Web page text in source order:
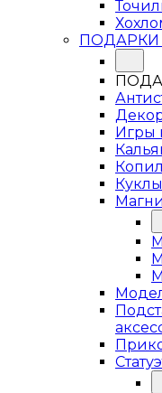
ПОДАРКИ
Игры